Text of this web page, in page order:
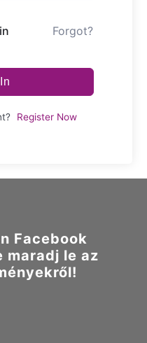
Forgot?
Register Now
Facebook
maradj le az